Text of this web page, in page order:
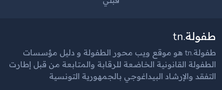
طفولة.tn
طفولة.tn هو موقع ويب محور الطفولة و دليل مؤسسات
الطفولة القانونية الخاضعة للرقابة والمتابعة من قبل إطارت
التفقد والإرشاد البيداغوجي بالجمهورية التونسية